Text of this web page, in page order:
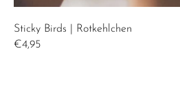
Sticky Birds | Rotkehlchen
€4,95